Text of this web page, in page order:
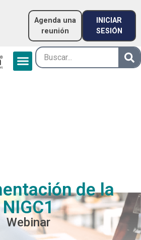
Agenda una
reunión
INICIAR
SESIÓN
de la
NIGC1
Webinar